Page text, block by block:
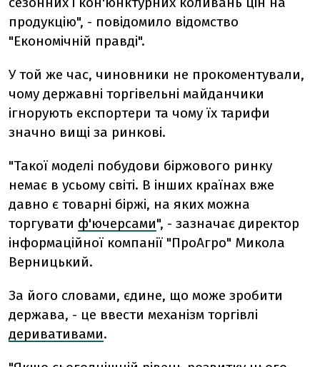
продукцію", - повідомило відомство
"Економічній правді".
У той же час, чиновники не прокоментували,
чому державні торгівельні майданчики
ігнорують експортери та чому їх тарифи
значно вищі за ринкові.
"Такої моделі побудови біржового ринку
немає в усьому світі. В інших країнах вже
давно є товарні біржі, на яких можна
торгувати ф'ючерсами", - зазначає директор
інформаційної компанії "ПроАгро" Микола
Верницький.
За його словами, єдине, що може зробити
держава, - це ввести механізм торгівлі
деривативами.